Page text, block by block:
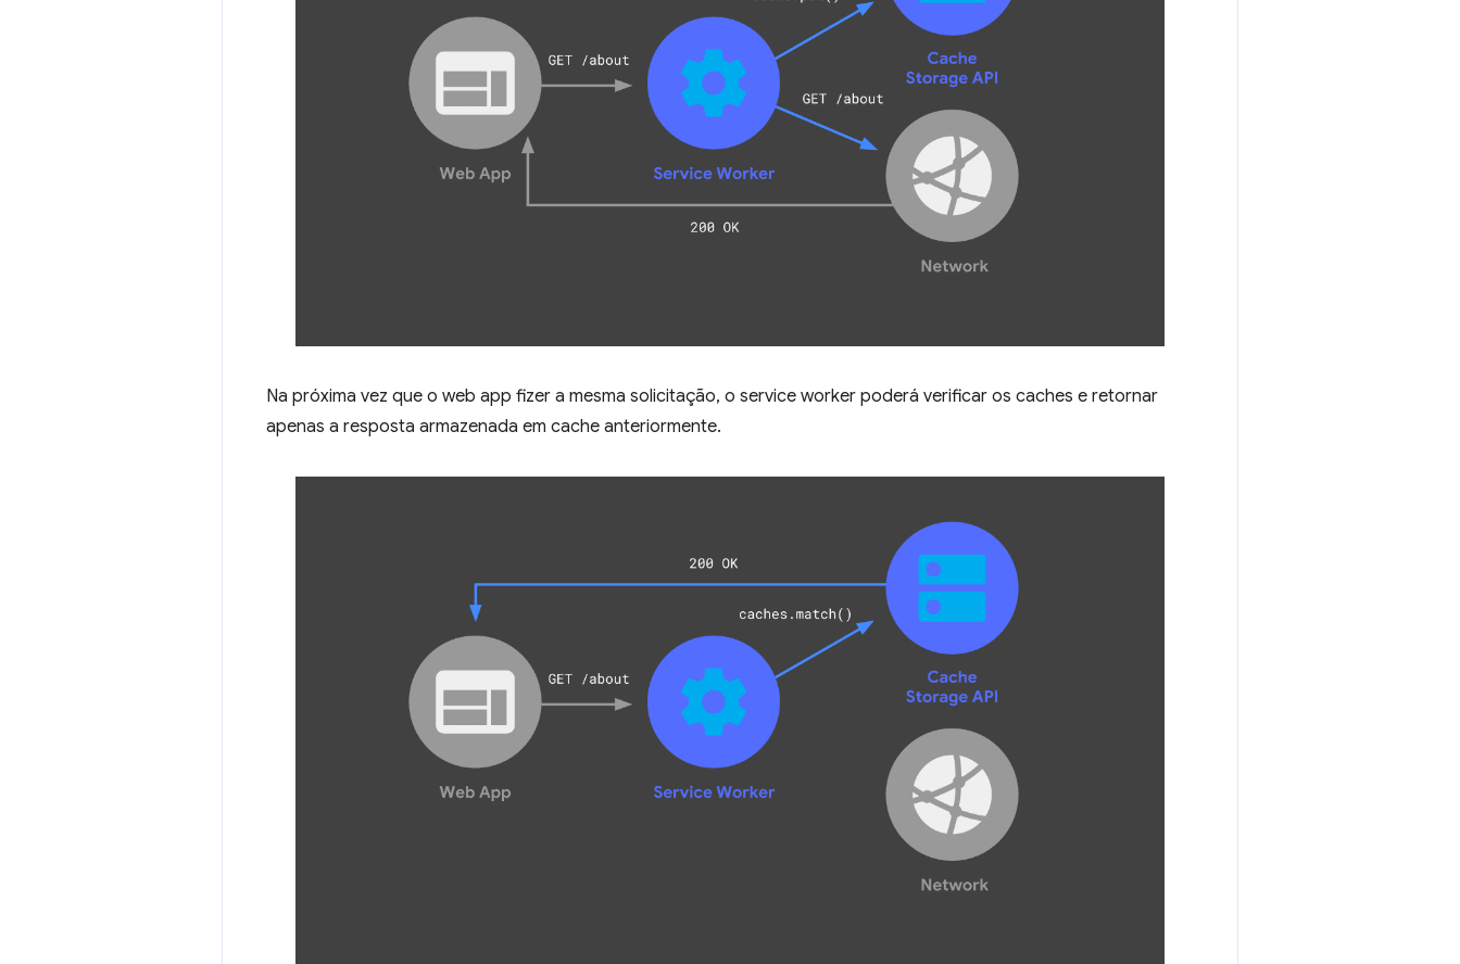
Na próxima vez que o web app fizer a mesma solicitação, o service worker poderá verificar os caches e retornar
apenas a resposta armazenada em cache anteriormente.